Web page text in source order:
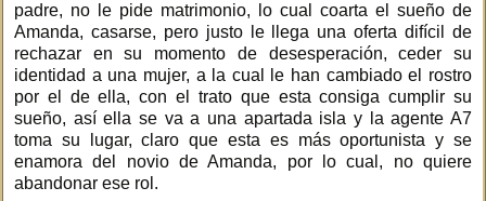
padre, no le pide matrimonio, lo cual coarta el sueño de
Amanda, casarse, pero justo le llega una oferta difícil de
rechazar en su momento de desesperación, ceder su
identidad a una mujer, a la cual le han cambiado el rostro
por el de ella, con el trato que esta consiga cumplir su
sueño, así ella se va a una apartada isla y la agente A7
toma su lugar, claro que esta es más oportunista y se
enamora del novio de Amanda, por lo cual, no quiere
abandonar ese rol.